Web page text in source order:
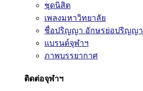
ชุดนิสิต
เพลงมหาวิทยาลัย
ชื่อปริญญา อักษรย่อปริญญา
แบรนด์จุฬาฯ
ภาพบรรยากาศ
ติดต่อจุฬาฯ